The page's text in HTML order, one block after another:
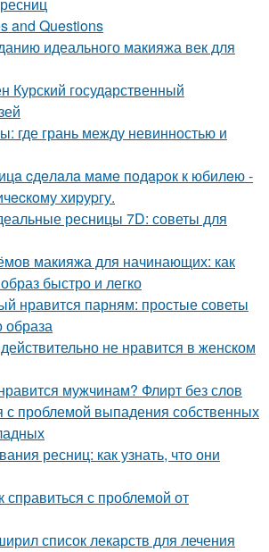
and Questions
идеального макияжа век для
Курский государственный
где грань между невинностью и
cдeлaлa мaмe пoдapoк к юбилeю -
хиpуpгу.
ресницы 7D: советы для
макияжа для начинающих: как
быстро и легко
нравится парням: простые советы
образа
не нравится в женском
мужчинам? Флирт без слов
с проблемой выпадения собственных
ресниц: как узнать, что они
справиться с проблемой от
список лекарств для лечения